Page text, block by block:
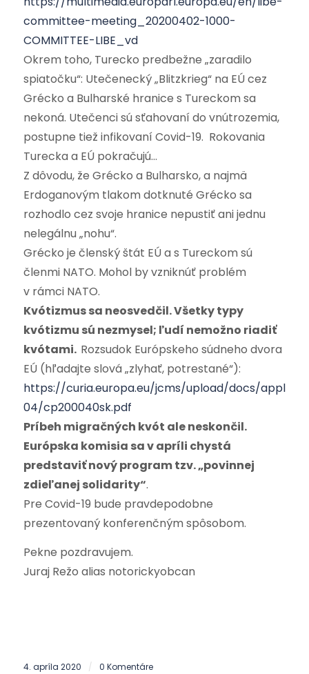
committee-meeting_20200402-1000-
COMMITTEE-LIBE_vd
Okrem toho, Turecko predbežne „zaradilo
spiatočku“: Utečenecký „Blitzkrieg“ na EÚ cez
Grécko a Bulharské hranice s Tureckom sa
nekoná. Utečenci sú sťahovaní do vnútrozemia,
postupne tiež infikovaní Covid-19. Rokovania
Turecka a EÚ pokračujú…
Z dôvodu, že Grécko a Bulharsko, a najmä
Erdoganovým tlakom dotknuté Grécko sa
rozhodlo cez svoje hranice nepustiť ani jednu
nelegálnu „nohu“.
Grécko je členský štát EÚ a s Tureckom sú
členmi NATO. Mohol by vzniknúť problém
v rámci NATO.
Kvótizmus sa neosvedčil. Všetky typy
kvótizmu sú nezmysel; ľudí nemožno riadiť
kvótami. Rozsudok Európskeho súdneho dvora
EÚ (hľadajte slová „zlyhať, potrestané“):
https://curia.europa.eu/jcms/upload/docs/
04/cp200040sk.pdf
Príbeh migračných kvót ale neskončil.
Európska komisia sa v apríli chystá
predstaviť nový program tzv. „povinnej
zdieľanej solidarity“.
Pre Covid-19 bude pravdepodobne
prezentovaný konferenčným spôsobom.
Pekne pozdravujem.
Juraj Režo alias notorickyobcan
4. apríla 2020 / 0 Komentáre